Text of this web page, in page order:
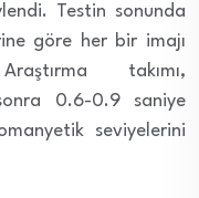
Testin sonunda
göre her bir imajı
takımı,
sonra 0.6-0.9 saniye
seviyelerini